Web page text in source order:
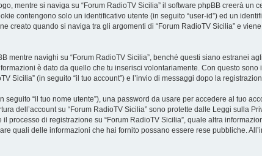
mentre si naviga su “Forum RadioTV Sicilia” il software phpBB creerà un
contengono solo un identificativo utente (in seguito “user-id”) ed un
creato quando si naviga tra gli argomenti di “Forum RadioTV Sicilia” e
mentre navighi su “Forum RadioTV Sicilia”, benché questi siano estranei
è dato da quello che tu inserisci volontariamente. Con questo
Sicilia” (in seguito “il tuo account”) e l’invio di messaggi dopo la
“il tuo nome utente”), una password da usare per accedere al tuo
dell’account su “Forum RadioTV Sicilia” sono protette dalle Leggi sulla
processo di registrazione su “Forum RadioTV Sicilia”, quale altra
quali delle informazioni che hai fornito possano essere rese pubbliche.